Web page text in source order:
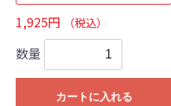
1,925円 （税込）
数量
カートに入れる